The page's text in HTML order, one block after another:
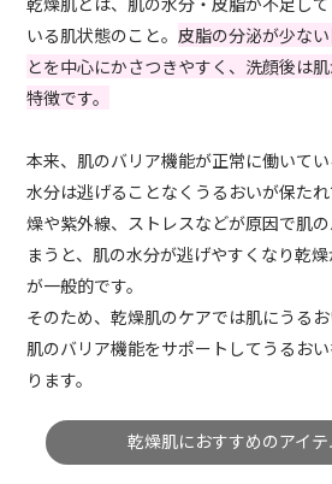
いる肌状態のこと。皮脂の分泌が少な
とを中心にかさつきやすく、洗顔後は
特徴です。
本来、肌のバリア機能が正常に働いて
水分は逃げることなくうるおいが保た
燥や紫外線、ストレスなどが原因で肌
まうと、肌の水分が逃げやすくなり乾
が一般的です。
そのため、乾燥肌のケアでは肌にうるお
肌のバリア機能をサポートしてうるお
ります。
乾燥肌におすすめのアイ